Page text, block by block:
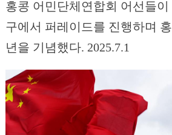
홍콩 어민단체연합회 어선들
구에서 퍼레이드를 진행하며
년을 기념했다. 2025.7.1